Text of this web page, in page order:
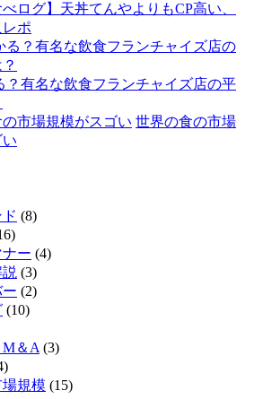
べログ】天丼てんやよりもCP高い、
ポ
？有名な飲食フランチャイズ店の平
世界の食の市場
(8)
ー (4)
説 (3)
(2)
(10)
M＆A(3)
規模 (15)